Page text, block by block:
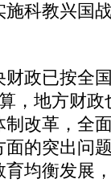
科教兴国
政已按全
，地方财
改革，全
的突出问
均衡发展